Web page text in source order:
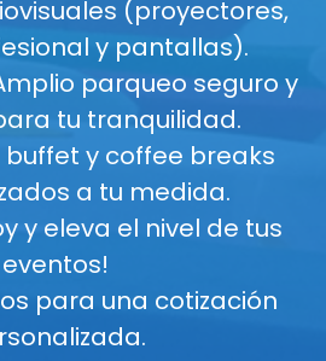
(proyectores,
y pantallas).
parqueo seguro y
tu tranquilidad.
buffet y coffee breaks
a tu medida.
y eleva el nivel de tus
eventos!
para una cotización